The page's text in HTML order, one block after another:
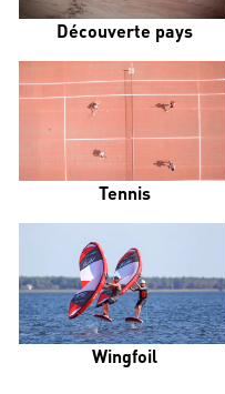
Découverte pays
Tennis
Wingfoil